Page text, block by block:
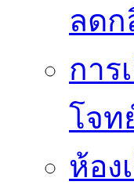
ลด
การ
โจท
ห้อง